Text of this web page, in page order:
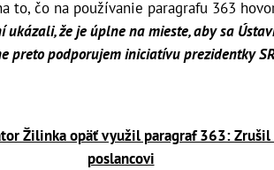
to, čo na používanie paragrafu 363
ukázali, že je úplne na mieste, aby sa
preto podporujem iniciatívu prezidentky
Žilinka opäť využil paragraf 363:
poslancovi